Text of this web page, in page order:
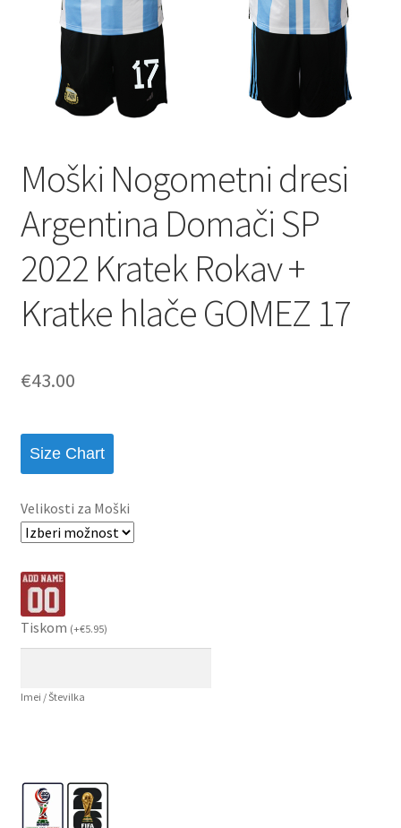
Moški Nogometni dresi
Argentina Domači SP
2022 Kratek Rokav +
Kratke hlače GOMEZ 17
€43.00
Size Chart
Velikosti za Moški
Tiskom (+€5.95)
Imei / Številka